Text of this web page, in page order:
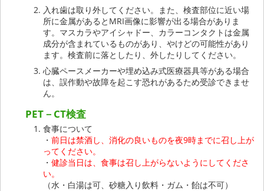
入れ歯は取り外してください。また、検査部位に近い場
所に金属があるとMRI画像に影響が出る場合がありま
す。マスカラやアイシャドー、カラーコンタクトは金属
成分が含まれているものがあり、やけどの可能性があり
ます。検査前に落としたり、外したりしてください。
心臓ペースメーカーや埋め込み式医療器具等がある場合
は、誤作動や故障を起こす恐れがあるため受診できませ
ん。
PET－CT検査
食事について
・前日は禁酒し、消化の良いものを夜9時までに召し上が
ってください。
・健診当日は、食事は召し上がらないようにしてくださ
い。
（水・白湯は可、砂糖入り飲料・ガム・飴は不可）